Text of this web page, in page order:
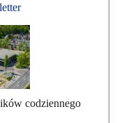
codziennego